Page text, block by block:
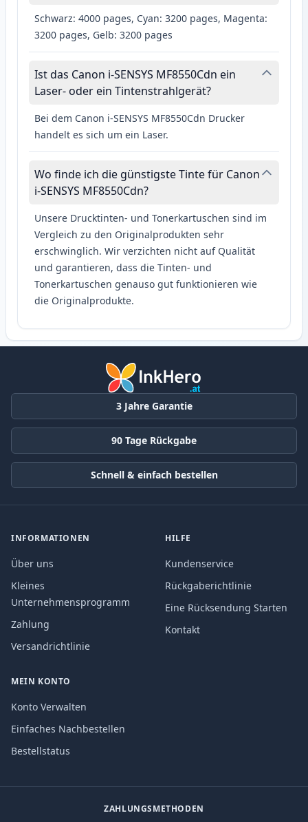
Schwarz: 4000 pages, Cyan: 3200 pages, Magenta:
3200 pages, Gelb: 3200 pages
Ist das Canon i-SENSYS MF8550Cdn ein
Laser- oder ein Tintenstrahlgerät?
Bei dem Canon i-SENSYS MF8550Cdn Drucker
handelt es sich um ein Laser.
Wo finde ich die günstigste Tinte für Canon
i-SENSYS MF8550Cdn?
Unsere Drucktinten- und Tonerkartuschen sind im
Vergleich zu den Originalprodukten sehr
erschwinglich. Wir verzichten nicht auf Qualität
und garantieren, dass die Tinten- und
Tonerkartuschen genauso gut funktionieren wie
die Originalprodukte.
3 Jahre Garantie
90 Tage Rückgabe
Schnell & einfach bestellen
INFORMATIONEN
Über uns
Kleines
Unternehmensprogramm
Zahlung
Versandrichtlinie
HILFE
Kundenservice
Rückgaberichtlinie
Eine Rücksendung Starten
Kontakt
MEIN KONTO
Konto Verwalten
Einfaches Nachbestellen
Bestellstatus
ZAHLUNGSMETHODEN